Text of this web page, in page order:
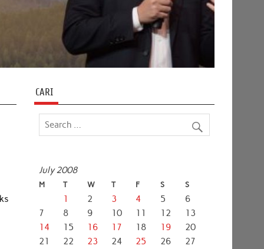
CARI
July 2008
M T W T F S S
1 2 3 4 5
6
7
8 9 10 11 12
13
14
15 16 17 18 19
20
21
22 23 24 25 26 27